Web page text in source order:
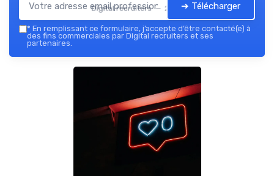
Digital recruiters — 2026➔ Télécharger
* En remplissant ce formulaire, j’accepte d’être contacté(e) à
des fins commerciales par Digital recruiters et ses
partenaires.